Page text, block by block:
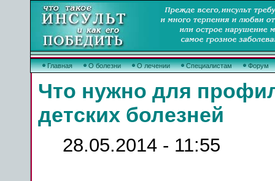
Главная О болезни О лечении Специалистам Форум
Что нужно для
детских болезней
28.05.2014 - 11:55